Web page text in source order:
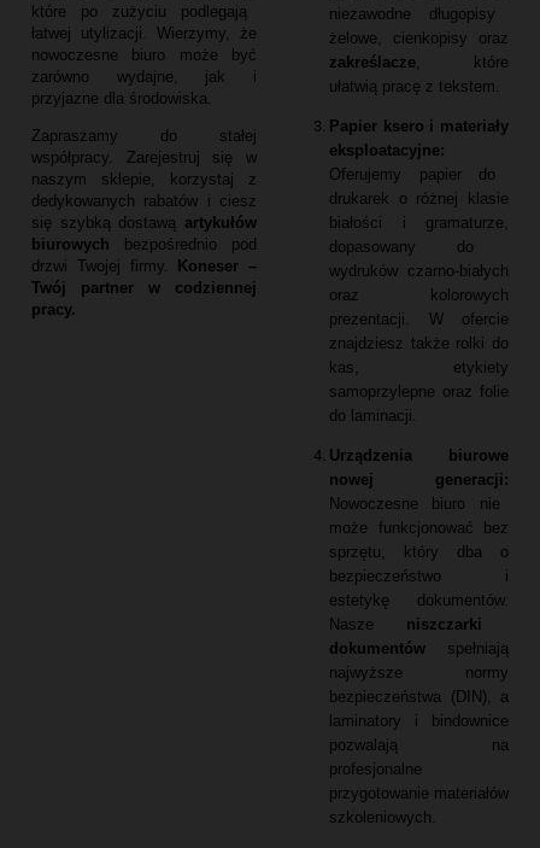
które po zużyciu podlegają
łatwej utylizacji.
Wierzymy,
że
nowoczesne biuro może być
zarówno wydajne,
jak i
przyjazne dla środowiska.
Zapraszamy do stałej
współpracy.
Zarejestruj się w
naszym sklepie,
korzystaj z
dedykowanych rabatów i ciesz
się szybką dostawą artykułów
biurowych bezpośrednio pod
drzwi Twojej firmy.
Koneser –
Twój partner w codziennej
pracy.
niezawodne długopisy
żelowe,
cienkopisy oraz
zakreślacze
które
ułatwią pracę z tekstem.
Papier ksero i materiały
eksploatacyjne:
Oferujemy papier do
drukarek o różnej klasie
białości i gramaturze,
dopasowany do
wydruków czarno-białych
oraz kolorowych
prezentacji.
W ofercie
znajdziesz także rolki do
kas,
etykiety
samoprzylepne oraz folie
do laminacji.
Urządzenia biurowe
nowej generacji:
Nowoczesne biuro nie
może funkcjonować bez
sprzętu,
który dba o
bezpieczeństwo i
estetykę dokumentów.
Nasze niszczarki
dokumentów spełniają
najwyższe normy
bezpieczeństwa (DIN),
a
laminatory i bindownice
pozwalają na
profesjonalne
przygotowanie materiałów
szkoleniowych.